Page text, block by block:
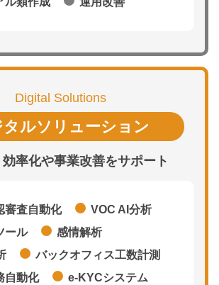
Digital Solutions
タルソリューション
効率化や事業改善をサポート
審査自動化
VOC AI分析
ール
感情解析
バックオフィス工数計測
自動化
e-KYCシステム